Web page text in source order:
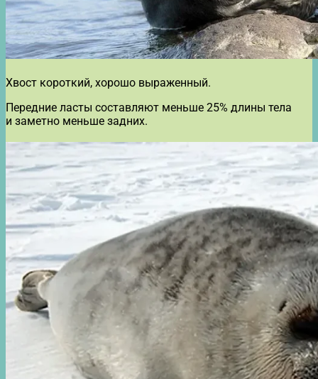
Хвост короткий, хорошо выраженный.
Передние ласты составляют меньше 25% длины тела
и заметно меньше задних.